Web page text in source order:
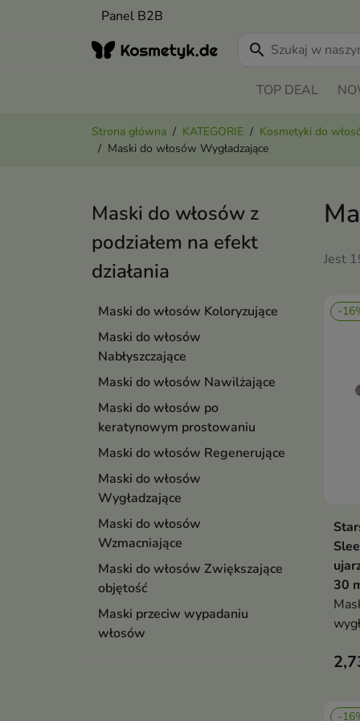
Panel B2B
search
TOP DEAL
Strona główna KATEGORIE Kosmetyki do
Maski do włosów Wygładzające
Maski do włosów z
podziałem na efekt
działania
Maski do włosów Koloryzujące
Maski do włosów
Nabłyszczające
Maski do włosów Nawilżające
Maski do włosów po
keratynowym prostowaniu
Maski do włosów Regenerujące
Maski do włosów
Wygładzające
Maski do włosów
Wzmacniające
Maski do włosów Zwiększające
objętość
Maski przeciw wypadaniu
włosów
Jest
-
30
-